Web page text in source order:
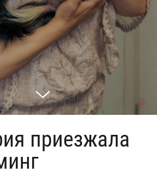
приезжала